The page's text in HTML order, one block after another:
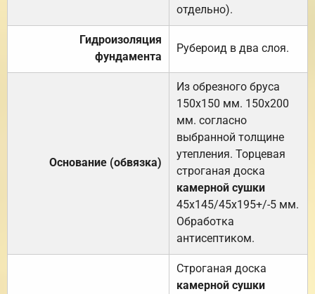
отдельно).
Гидроизоляция
фундамента
Рубероид в два слоя.
Основание (обвязка)
Из обрезного бруса
150х150 мм. 150х200
мм. согласно
выбранной толщине
утепления. Торцевая
строганая доска
камерной сушки
45х145/45х195+/-5 мм.
Обработка
антисептиком.
Строганая доска
камерной сушки